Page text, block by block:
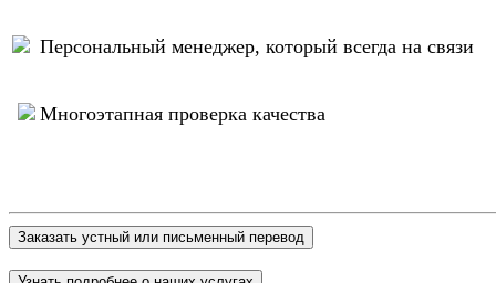
Персональный менеджер, который всегда на связи
Многоэтапная проверка качества